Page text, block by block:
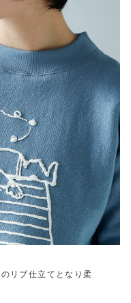
リブ仕立てとなり柔